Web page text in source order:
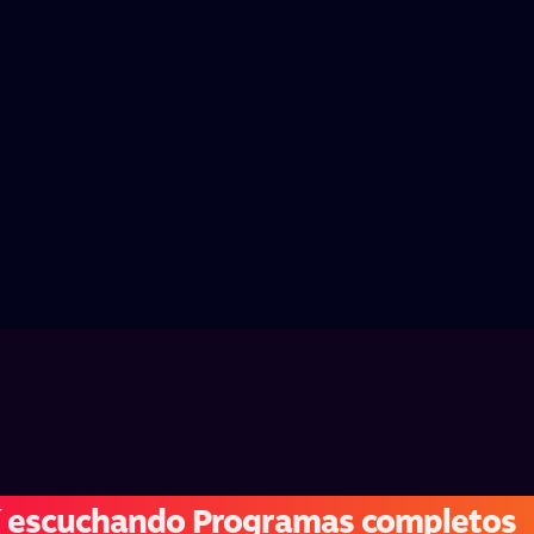
escuchando Programas completos